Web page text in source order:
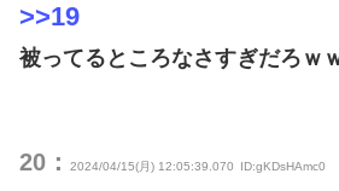
>>19
被ってるところなさすぎだろｗ
20： 2024/04/15(月) 12:05:39.070 ID:gKDsHAmc0